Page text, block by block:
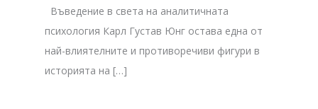
Въведение в света на аналитичната
психология Карл Густав Юнг остава една от
най-влиятелните и противоречиви фигури в
историята на […]